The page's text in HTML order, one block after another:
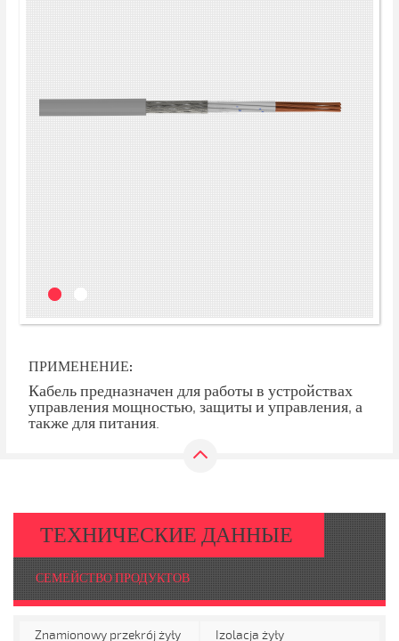
ПРИМЕНЕНИЕ:
Кабель предназначен для работы в устройствах
управления мощностью, защиты и управления, а
также для питания.
ТЕХНИЧЕСКИЕ ДАННЫЕ
СЕМЕЙСТВО ПРОДУКТОВ
Znamionowy przekrój żyły Izolacja żyły